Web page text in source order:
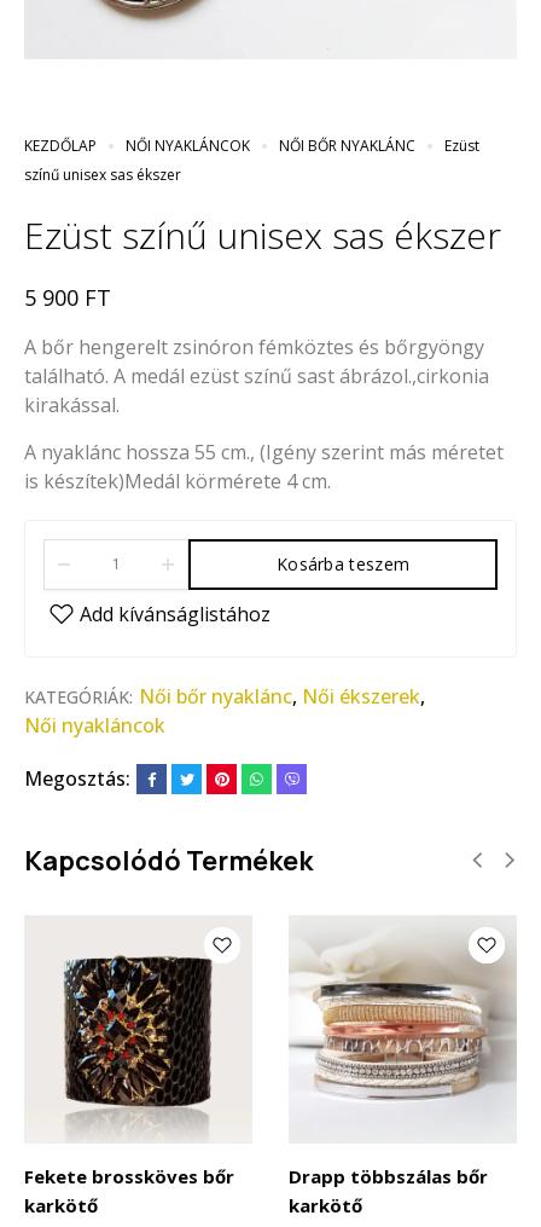
KEZDŐLAP NŐI NYAKLÁNCOK NŐI BŐR NYAKLÁNC
Ezüst
színű unisex sas ékszer
Ezüst színű unisex sas ékszer
5 900 FT
A bőr hengerelt zsinóron fémköztes és bőrgyöngy
található. A medál ezüst színű sast ábrázol.,cirkonia
kirakással.
A nyaklánc hossza 55 cm., (Igény szerint más méretet
is készítek)Medál körmérete 4 cm.
Kosárba teszem
KATEGÓRIÁK: Női bőr nyaklánc, Női ékszerek,
Női nyakláncok
Megosztás:
Kapcsolódó Termékek
Fekete brossköves bőr
karkötő
Drapp többszálas bőr
karkötő